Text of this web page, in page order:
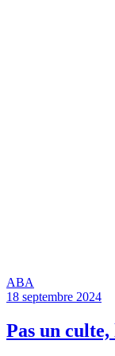
ABA
18 septembre 2024
Pas un